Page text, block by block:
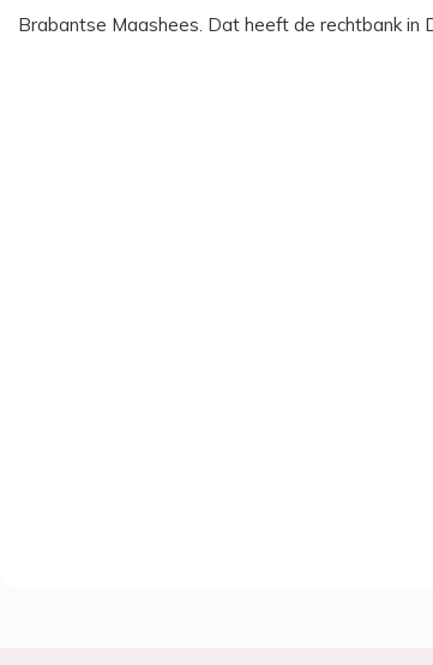
Brabantse Maashees. Dat heeft de rechtbank in